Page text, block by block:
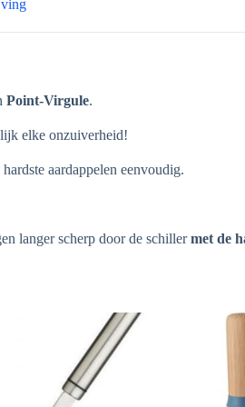
Point-Virgule.
elke onzuiverheid!
aardappelen eenvoudig.
langer scherp door de schillermet de